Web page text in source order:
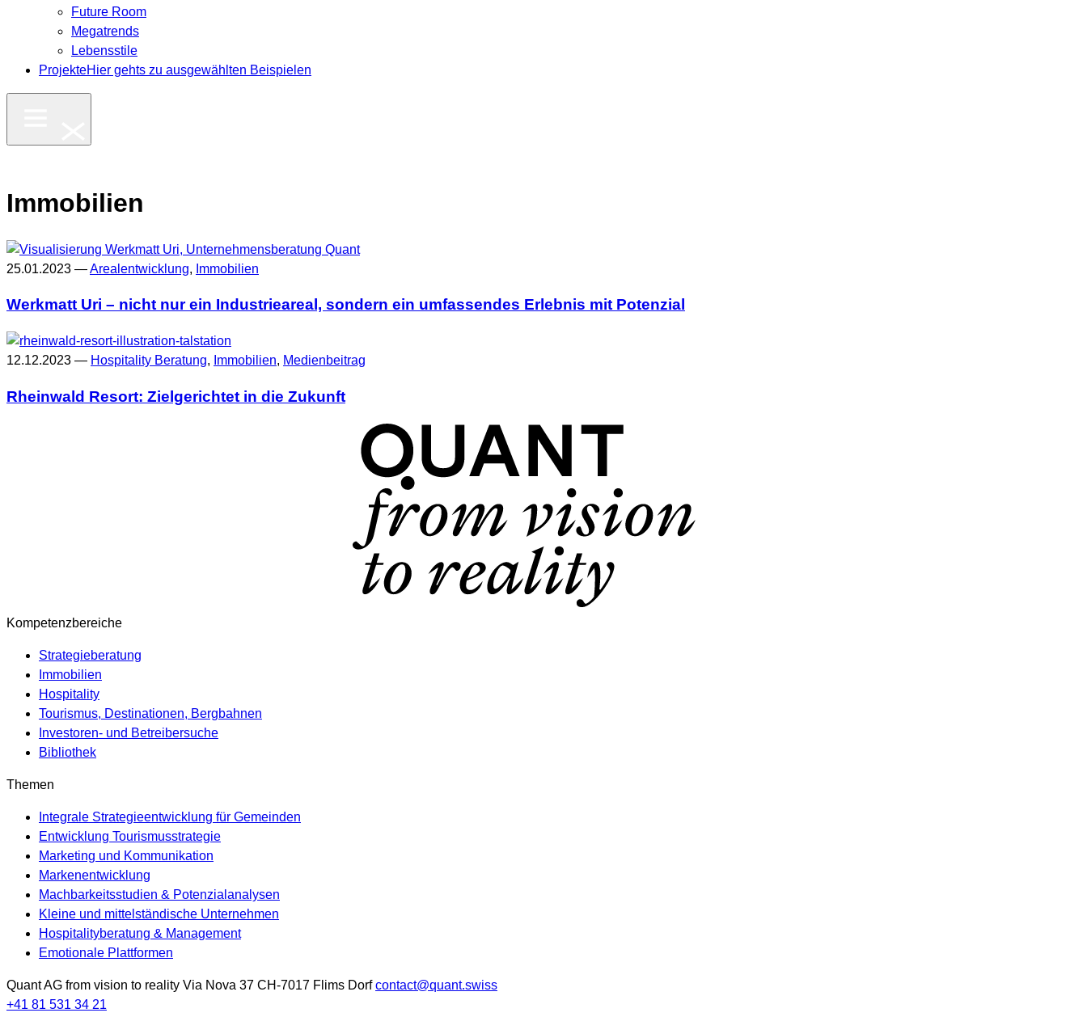
Future Room
Megatrends
Lebensstile
ProjekteHier gehts zu ausgewählten Beispielen
Immobilien
25.01.2023 —Arealentwicklung, Immobilien
Werkmatt Uri – nicht nur ein Industrieareal, sondern ein umfassendes Erlebnis mit Potenzial
12.12.2023 — Hospitality Beratung, Immobilien, Medienbeitrag
Rheinwald Resort: Zielgerichtet in die Zukunft
Kompetenzbereiche
Strategieberatung
Immobilien
Hospitality
Tourismus, Destinationen, Bergbahnen
Investoren- und Betreibersuche
Bibliothek
Themen
Integrale Strategieentwicklung für Gemeinden
Entwicklung Tourismusstrategie
Marketing und Kommunikation
Markenentwicklung
Machbarkeitsstudien & Potenzialanalysen
Kleine und mittelständische Unternehmen
Hospitalityberatung & Management
Emotionale Plattformen
Quant AG from vision to reality Via Nova 37 CH-7017 Flims Dorf contact@quant.swiss
+41 81 531 34 21